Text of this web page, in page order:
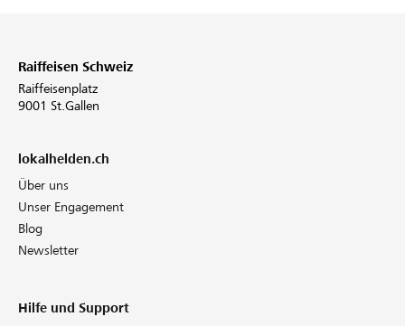
Raiffeisen Schweiz
Raiffeisenplatz
9001 St.Gallen
lokalhelden.ch
Über uns
Unser Engagement
Blog
Newsletter
Hilfe und Support